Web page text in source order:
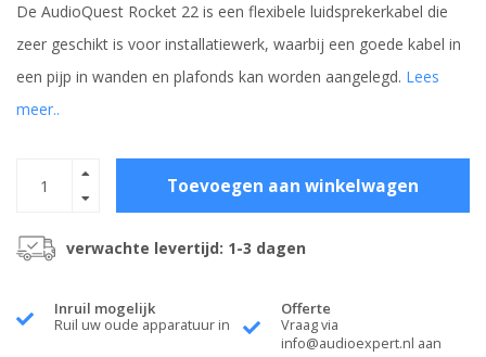
De AudioQuest Rocket 22 is een flexibele luidsprekerkabel die
zeer geschikt is voor installatiewerk, waarbij een goede kabel in
een pijp in wanden en plafonds kan worden aangelegd. Lees
meer..
Toevoegen aan winkelwagen
verwachte levertijd: 1-3 dagen
Inruil mogelijk
Ruil uw oude apparatuur in
Offerte
Vraag via
info@audioexpert.nl aan